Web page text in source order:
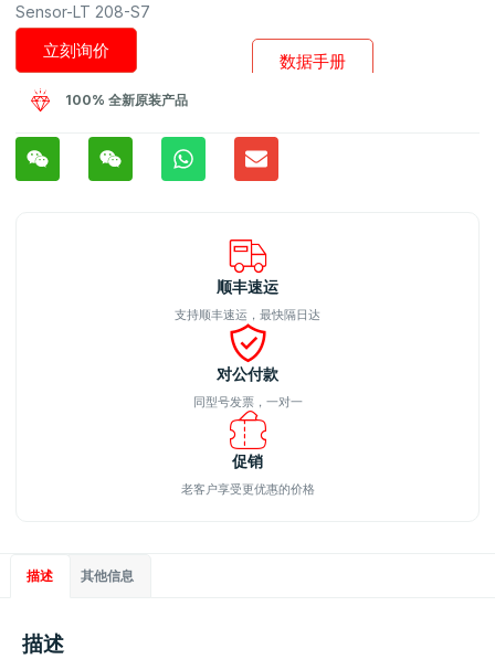
Sensor-LT 208-S7
数据手册
立刻询价
100% 全新原装产品
顺丰速运
支持顺丰速运，最快隔日达
对公付款
同型号发票，一对一
促销
老客户享受更优惠的价格
描述 其他信息
描述